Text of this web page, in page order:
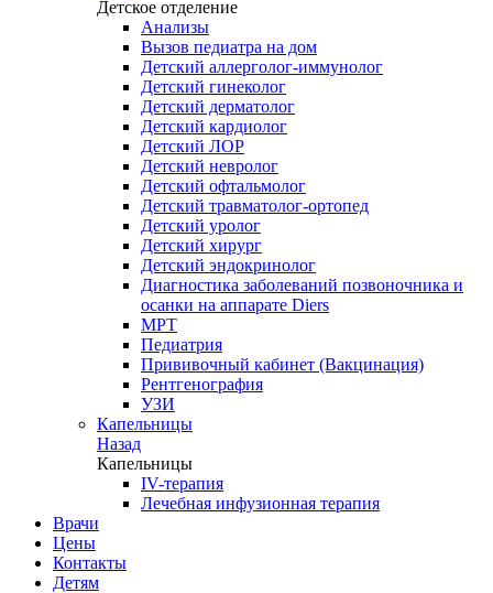
Детское отделение
Анализы
Вызов педиатра на дом
Детский аллерголог-иммунолог
Детский гинеколог
Детский дерматолог
Детский кардиолог
Детский ЛОР
Детский невролог
Детский офтальмолог
Детский травматолог-ортопед
Детский уролог
Детский хирург
Детский эндокринолог
Диагностика заболеваний позвоночника и
осанки на аппарате Diers
МРТ
Педиатрия
Прививочный кабинет (Вакцинация)
Рентгенография
УЗИ
Капельницы
Назад
Капельницы
IV-терапия
Лечебная инфузионная терапия
Врачи
Цены
Контакты
Детям